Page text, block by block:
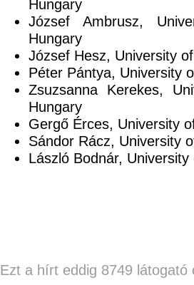
Hungary
József Ambrusz,
Hungary
József Hesz, University
Péter Pántya, University
Zsuzsanna Kerekes,
Hungary
Gergő Érces, University
Sándor Rácz, University
László Bodnár,
Ezt a hírt eddig 8749 látogató